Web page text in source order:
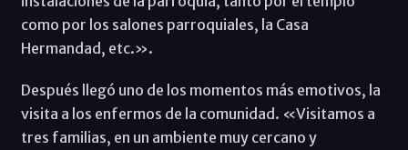
como por los salones parroquiales, la Casa
Hermandad, etc.».
Después llegó uno de los momentos más emotivos, la
visita a los enfermos de la comunidad. «Visitamos a
tres familias, en un ambiente muy cercano y